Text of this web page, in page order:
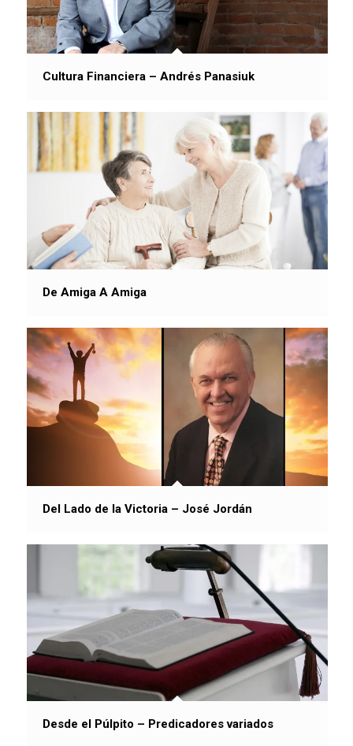
Cultura Financiera – Andrés Panasiuk
De Amiga A Amiga
Del Lado de la Victoria – José Jordán
Desde el Púlpito – Predicadores variados